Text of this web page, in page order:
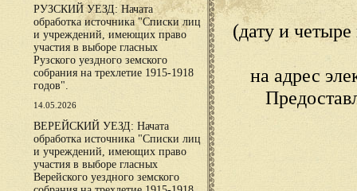
РУЗСКИЙ УЕЗД: Начата
обработка источника "Списки лиц
и учреждений, имеющих право
участия в выборе гласных
Рузского уездного земского
собрания на трехлетие 1915-1918
годов".
14.05.2026
ВЕРЕЙСКИЙ УЕЗД: Начата
обработка источника "Списки лиц
и учреждений, имеющих право
участия в выборе гласных
Верейского уездного земского
(дату и
на адрес